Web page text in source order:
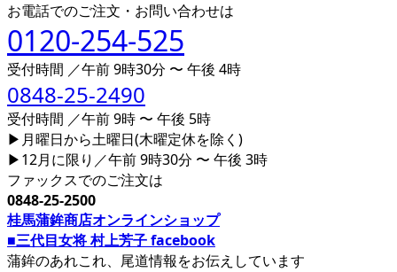
お電話でのご注文・お問い合わせは
0120-254-525
受付時間 ／午前 9時30分 〜 午後 4時
0848-25-2490
受付時間 ／午前 9時 〜 午後 5時
▶月曜日から土曜日(木曜定休を除く)
▶12月に限り／午前 9時30分 〜 午後 3時
ファックスでのご注文は
0848-25-2500
桂馬蒲鉾商店オンラインショップ
■三代目女将 村上芳子 facebook
蒲鉾のあれこれ、尾道情報をお伝えしています